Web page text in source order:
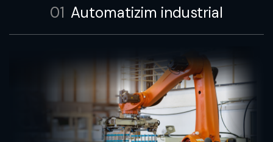
01 Automatizim industrial